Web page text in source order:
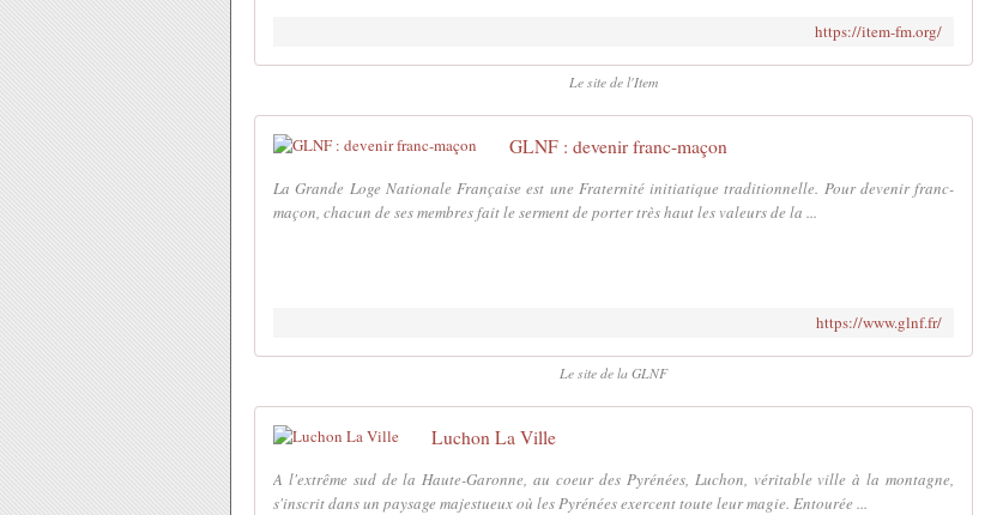
https://item-fm.org/
Le site de l'Item
GLNF : devenir franc-maçon
La Grande Loge Nationale Française est une Fraternité initiatique traditionnelle. Pour devenir franc-
maçon, chacun de ses membres fait le serment de porter très haut les valeurs de la ...
https://www.glnf.fr/
Le site de la GLNF
Luchon La Ville
A l'extrême sud de la Haute-Garonne, au coeur des Pyrénées, Luchon, véritable ville à la montagne,
s'inscrit dans un paysage majestueux où les Pyrénées exercent toute leur magie. Entourée ...